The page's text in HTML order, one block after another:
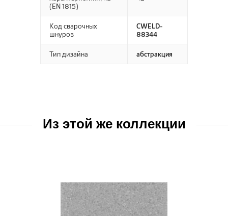
(EN 1815)
Код сварочных
шнуров
CWELD-
88344
Тип дизайна абстракция
Из этой же коллекции